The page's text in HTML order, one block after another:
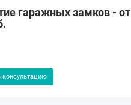
гаражных замков - от
консультацию